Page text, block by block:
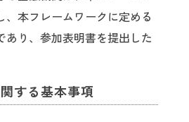
、本フレームワークに定める
あり、参加表明書を提出した
する基本事項